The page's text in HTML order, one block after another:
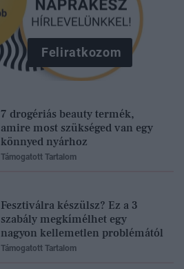
Feliratkozom
7 drogériás beauty termék,
amire most szükséged van egy
könnyed nyárhoz
Támogatott Tartalom
Fesztiválra készülsz? Ez a 3
szabály megkímélhet egy
nagyon kellemetlen problémától
Támogatott Tartalom